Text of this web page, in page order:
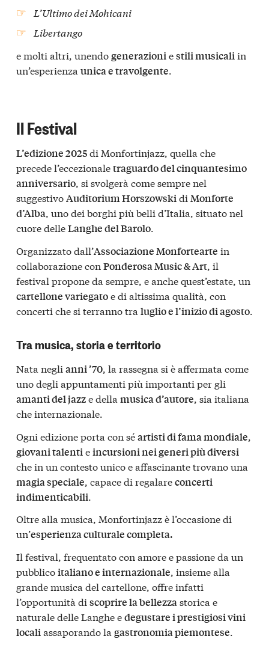
L’Ultimo dei Mohicani
Libertango
e molti altri, unendogenerazioniestili musicaliin
un’esperienza unica e travolgente.
Il Festival
L’edizione 2025di Monfortinjazz, quella che
precede l’eccezionaletraguardo del cinquantesimo
anniversario, si svolgerà come sempre nel
suggestivoAuditorium Horszowskidi Monforte
d’Alba, uno dei borghi più belli d’Italia, situato nel
cuore delleLanghe del Barolo.
Organizzato dall’Associazione Monfortearte in
collaborazione con Ponderosa Music & Art, il
festival propone da sempre, e anche quest’estate, un
cartellone variegatoe di altissima qualità, con
concerti che si terranno tra luglio e l’inizio di agosto.
Tra musica, storia e territorio
Nata negli anni ’70, la rassegna si è affermata come
uno degli appuntamenti più importanti per gli
amanti del jazze della musica d’autore, sia italiana
che internazionale.
Ogni edizione porta con séartisti di fama mondiale,
giovani talentieincursioni nei generi più diversi
che in un contesto unico e affascinante trovano una
magia speciale, capace di regalareconcerti
indimenticabili.
Oltre alla musica, Monfortinjazz è l’occasione di
un’esperienza culturale completa.
Il festival, frequentato con amore e passione da un
pubblicoitaliano e internazionale, insieme alla
grande musica del cartellone, offre infatti
l’opportunità di scoprire la bellezzastorica e
naturale delle Langhe edegustare i prestigiosi vini
localiassaporando la gastronomia piemontese.